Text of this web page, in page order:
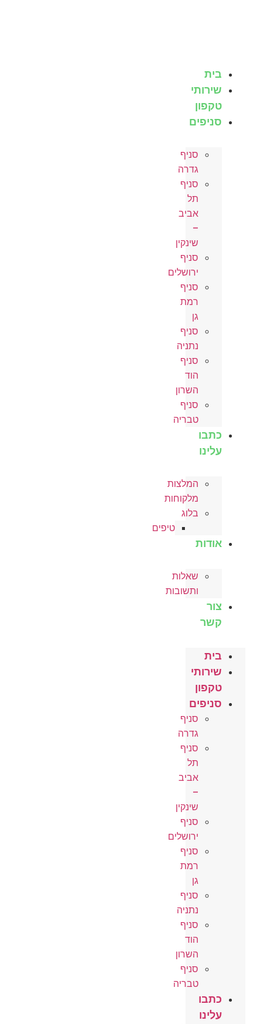
בית
שירותי
טקפון
סניפים
סניף
גדרה
סניף
תל
אביב
–
שינקין
סניף
ירושלים
סניף
רמת
גן
סניף
נתניה
סניף
הוד
השרון
סניף
טבריה
כתבו
עלינו
המלצות
מלקוחות
בלוג
טיפים
אודות
שאלות
ותשובות
צור
קשר
בית
שירותי
טקפון
סניפים
סניף
גדרה
סניף
תל
אביב
–
שינקין
סניף
ירושלים
סניף
רמת
גן
סניף
נתניה
סניף
הוד
השרון
סניף
טבריה
כתבו
עלינו